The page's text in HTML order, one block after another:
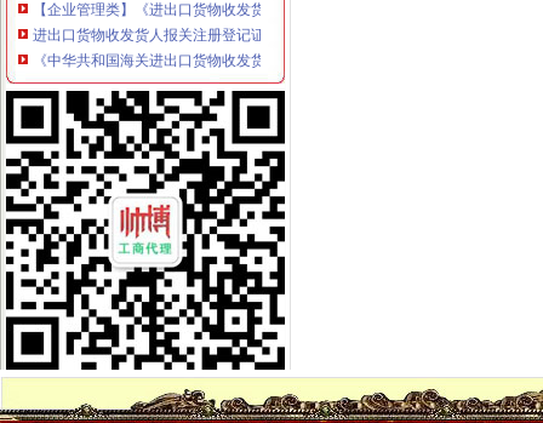
进出口货物收发货人报关注册登记证书、代表处注销-广州58同城
《中华共和国海关进出口货物收发货人报关注册登记证书》有效
报关企业报关注册登记证书和进出口货物收发货人报关注册登记证书的
报关企业及进出口货物收发货人报关注册登记证书的有效期均为3年。-
进出口货物收发货人报关注册登记证书过期了,谁能告诉我相关咨询
上海如何办理进出口货物收发货人报关注册登记证书的地址变更_阿里
进出口货物收发货人报关注册登记…-海关百问
中华共和国【海关进出口货物收发货人报关注册登记证书】泉州花
进出口货物收发货人报关注册登记变更办事指南
人代表变更：更新《中华共和国海关进出口货物收发货人报关注
《进出口货物收发货人报关注册登记延续材料
办理“进出口货物收发货人报关注册登记申请”
进出口货物收发货人报关注册登记证书-河南驰蓝进出口贸易有限公司
自贸试验区进出口货物收发货人报关注册登记-信息服务-番禺社区网
进出口货物收发货人（一般进出口企业）注册登记变更、换证和注销_
进出口货物收发货人报关注册登记须知-经验分享-中国物流人论坛锦